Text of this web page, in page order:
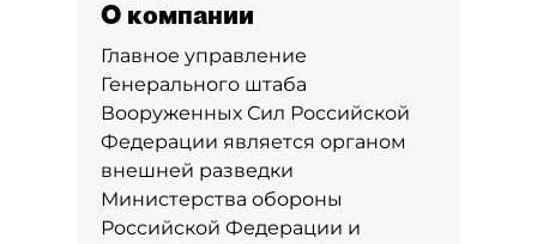
О компании
Главное управление
Генерального штаба
Вооруженных Сил Российской
Федерации является органом
внешней разведки
Министерства обороны
Российской Федерации и